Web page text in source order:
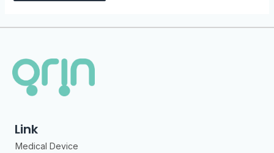
Link
Medical Device